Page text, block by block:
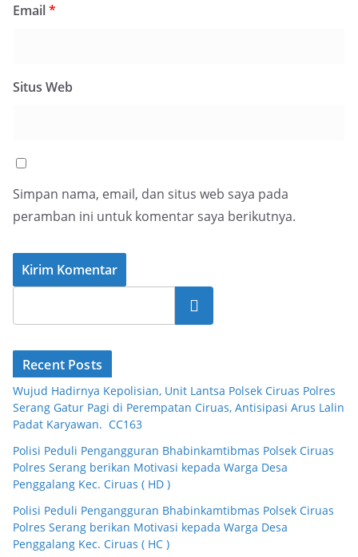
Email*
Situs Web
Simpan nama, email, dan situs web saya pada
peramban ini untuk komentar saya berikutnya.
Cari
Recent Posts
Wujud Hadirnya Kepolisian, Unit Lantsa Polsek Ciruas Polres
Serang Gatur Pagi di Perempatan Ciruas, Antisipasi Arus Lalin
Padat Karyawan. CC163
Polisi Peduli Pengangguran Bhabinkamtibmas Polsek Ciruas
Polres Serang berikan Motivasi kepada Warga Desa
Penggalang Kec. Ciruas ( HD )
Polisi Peduli Pengangguran Bhabinkamtibmas Polsek Ciruas
Polres Serang berikan Motivasi kepada Warga Desa
Penggalang Kec. Ciruas ( HC )